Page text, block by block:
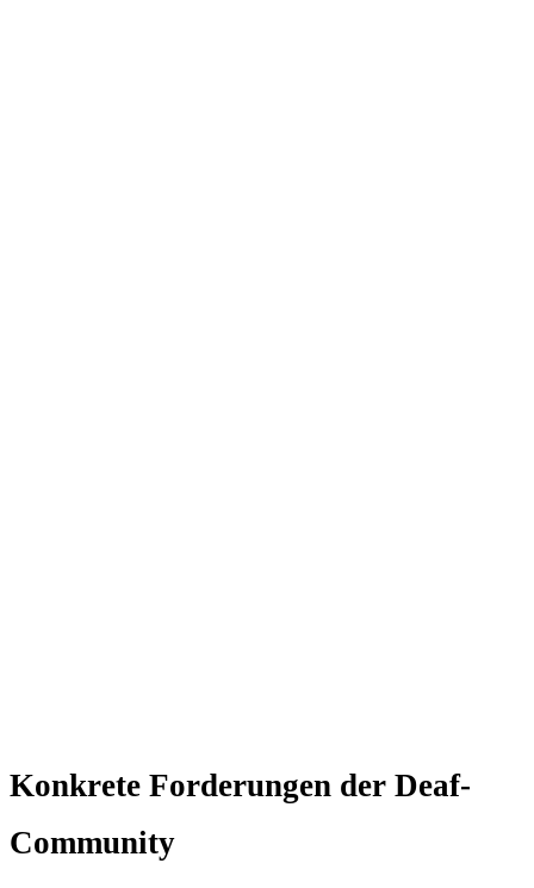
Konkrete Forderungen der Deaf-
Community